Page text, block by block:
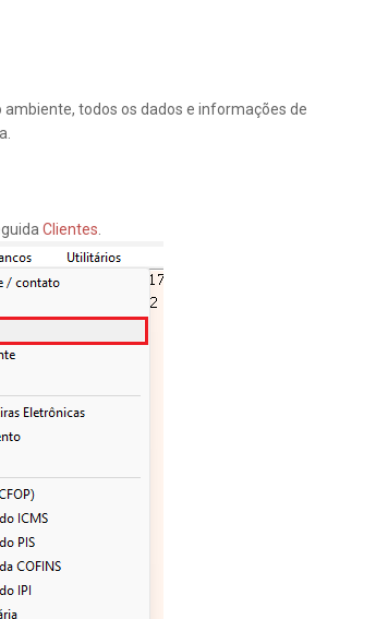
todos os dados e informações de
Clientes